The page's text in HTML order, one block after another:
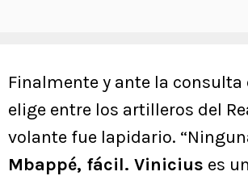
Finalmente y ante la consulta
elige entre los artilleros del
volante fue lapidario.
Mbappé, fácil. Vinicius es